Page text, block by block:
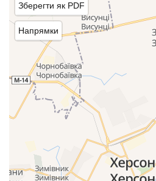
Зберегти як PDF
Напрямки